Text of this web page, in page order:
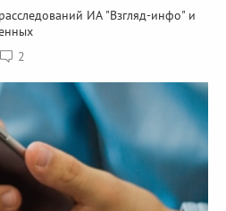
ИА "Взгляд-инфо" и
2